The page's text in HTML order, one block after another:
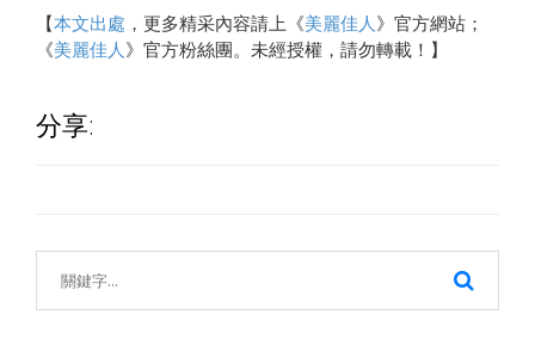
【本文出處 ，更多精采內容請上《美麗佳人 》官方網站；
《美麗佳人 》官方粉絲團。未經授權，請勿轉載！】
分享: